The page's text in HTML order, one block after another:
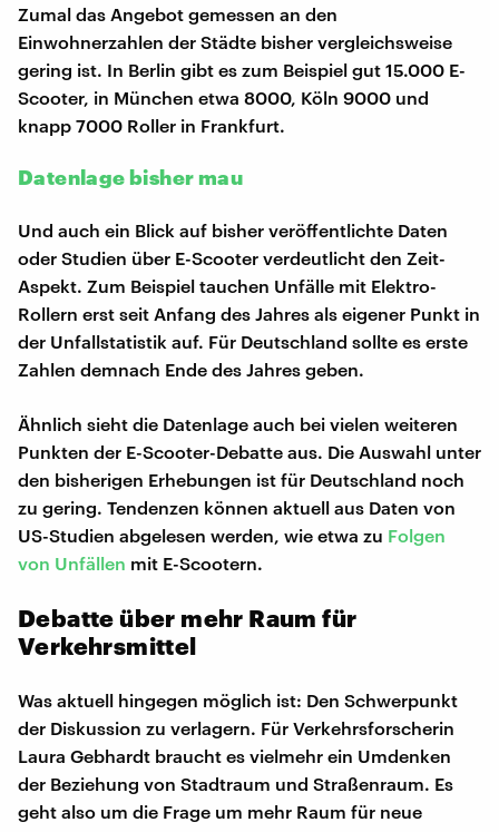
Zumal das Angebot gemessen an den
Einwohnerzahlen der Städte bisher vergleichsweise
gering ist. In Berlin gibt es zum Beispiel gut 15.000 E-
Scooter, in München etwa 8000, Köln 9000 und
knapp 7000 Roller in Frankfurt.
Datenlage bisher mau
Und auch ein Blick auf bisher veröffentlichte Daten
oder Studien über E-Scooter verdeutlicht den Zeit-
Aspekt. Zum Beispiel tauchen Unfälle mit Elektro-
Rollern erst seit Anfang des Jahres als eigener Punkt in
der Unfallstatistik auf. Für Deutschland sollte es erste
Zahlen demnach Ende des Jahres geben.
Ähnlich sieht die Datenlage auch bei vielen weiteren
Punkten der E-Scooter-Debatte aus. Die Auswahl unter
den bisherigen Erhebungen ist für Deutschland noch
zu gering. Tendenzen können aktuell aus Daten von
US-Studien abgelesen werden, wie etwa zu Folgen
von Unfällen mit E-Scootern.
Debatte über mehr Raum für
Verkehrsmittel
Was aktuell hingegen möglich ist: Den Schwerpunkt
der Diskussion zu verlagern. Für Verkehrsforscherin
Laura Gebhardt braucht es vielmehr ein Umdenken
der Beziehung von Stadtraum und Straßenraum. Es
geht also um die Frage um mehr Raum für neue